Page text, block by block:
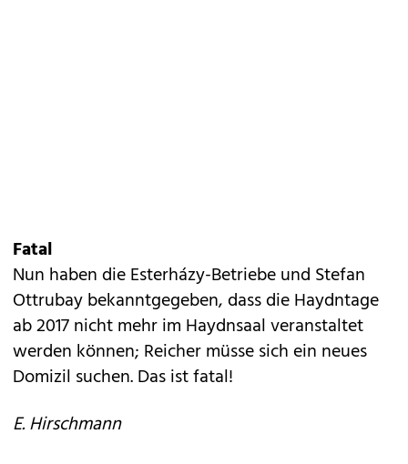
Fatal
Nun haben die Esterházy-Betriebe und Stefan
Ottrubay bekanntgegeben, dass die Haydntage
ab 2017 nicht mehr im Haydnsaal veranstaltet
werden können; Reicher müsse sich ein neues
Domizil suchen. Das ist fatal!
E. Hirschmann